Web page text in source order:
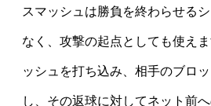
スマッシュは勝負を終わらせる
なく、攻撃の起点としても使え
ッシュを打ち込み、相手のブロ
し、その返球に対してネット前